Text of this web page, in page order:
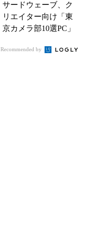
サードウェーブ、ク
リエイター向け「東
京カメラ部10選PC」
ューアル
Recommended by